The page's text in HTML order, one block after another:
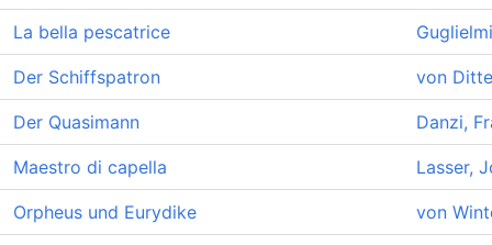
La bella pescatrice
Der Schiffspatron von
Der Quasimann Danzi,
Maestro di capella Lasser,
Orpheus und Eurydike von